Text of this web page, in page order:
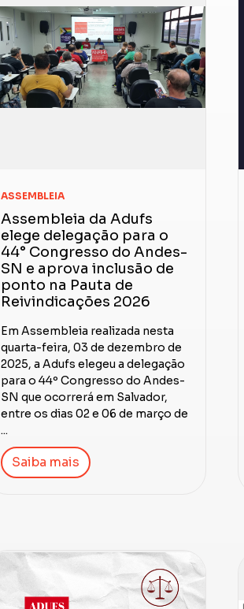
ASSEMBLEIA
Assembleia da Adufs
elege delegação para o
44° Congresso do Andes-
SN e aprova inclusão de
ponto na Pauta de
Reivindicações 2026
Em Assembleia realizada nesta
quarta-feira, 03 de dezembro de
2025, a Adufs elegeu a delegação
para o 44º Congresso do Andes-
SN que ocorrerá em Salvador,
entre os dias 02 e 06 de março de
...
Saiba mais